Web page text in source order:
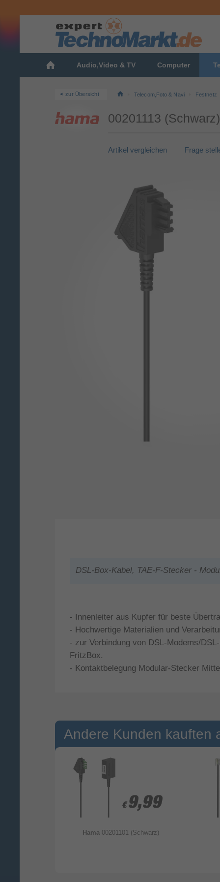
Audio,Video & TV Computer
zur Übersicht Telecom,Foto & Navi Festnetz
00201113 (Schwarz)
Artikel vergleichen Frage
DSL-Box-Kabel, TAE-F-Stecker -
- Innenleiter aus Kupfer für beste
- Hochwertige Materialien und
- zur Verbindung von DSL-Modems/
FritzBox.
- Kontaktbelegung Modular-Stecker
Andere Kunden kauften
€ 9,99
€ 9,99
Hama 00201101 (Schwarz)